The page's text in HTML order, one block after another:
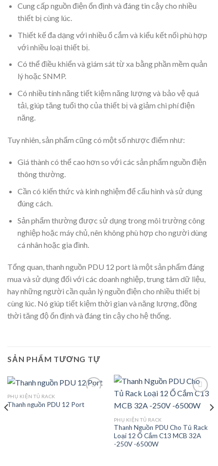
Cung cấp nguồn điện ổn định và đáng tin cậy cho nhiều
thiết bị cùng lúc.
Thiết kế đa dạng với nhiều ổ cắm và kiểu kết nối phù hợp
với nhiều loại thiết bị.
Có thể điều khiển và giám sát từ xa bằng phần mềm quản
lý hoặc SNMP.
Có nhiều tính năng tiết kiệm năng lượng và bảo vệ quá
tải, giúp tăng tuổi thọ của thiết bị và giảm chi phí điện
năng.
Tuy nhiên, sản phẩm cũng có một số nhược điểm như:
Giá thành có thể cao hơn so với các sản phẩm nguồn điện
thông thường.
Cần có kiến thức và kinh nghiệm để cấu hình và sử dụng
đúng cách.
Sản phẩm thường được sử dụng trong môi trường công
nghiệp hoặc máy chủ, nên không phù hợp cho người dùng
cá nhân hoặc gia đình.
Tổng quan, thanh nguồn PDU 12 port là một sản phẩm đáng
mua và sử dụng đối với các doanh nghiệp, trung tâm dữ liệu,
hay những người cần quản lý nguồn điện cho nhiều thiết bị
cùng lúc. Nó giúp tiết kiệm thời gian và năng lượng, đồng
thời tăng độ ổn định và đáng tin cậy cho hệ thống.
SẢN PHẨM TƯƠNG TỰ
PHỤ KIỆN TỦ RACK
Thanh nguồn PDU 12 Port
PHỤ KIỆN TỦ RACK
Thanh Nguồn PDU Cho Tủ Rack
Loại 12 Ổ Cắm C13 MCB 32A
-250V -6500W